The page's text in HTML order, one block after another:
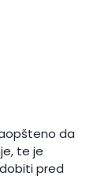
da
te je
pred